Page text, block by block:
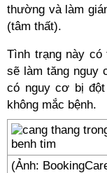
thường và làm
(tâm thất).
Tình trạng này
sẽ làm tăng nguy
có nguy cơ bị
không mắc bệnh.
(Ảnh: